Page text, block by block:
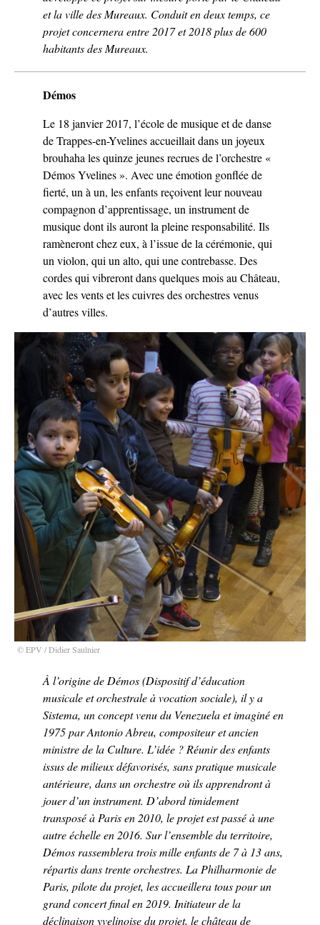
et la ville des Mureaux. Conduit en deux temps, ce
projet concernera entre 2017 et 2018 plus de 600
habitants des Mureaux.
Démos
Le 18 janvier 2017, l’école de musique et de danse
de Trappes-en-Yvelines accueillait dans un joyeux
brouhaha les quinze jeunes recrues de l’orchestre «
Démos Yvelines ». Avec une émotion gonflée de
fierté, un à un, les enfants reçoivent leur nouveau
compagnon d’apprentissage, un instrument de
musique dont ils auront la pleine responsabilité. Ils
ramèneront chez eux, à l’issue de la cérémonie, qui
un violon, qui un alto, qui une contrebasse. Des
cordes qui vibreront dans quelques mois au Château,
avec les vents et les cuivres des orchestres venus
d’autres villes.
© EPV / Didier Saulnier
À l’origine de Démos (Dispositif d’éducation
musicale et orchestrale à vocation sociale), il y a
Sistema, un concept venu du Venezuela et imaginé en
1975 par Antonio Abreu, compositeur et ancien
ministre de la Culture. L’idée ? Réunir des enfants
issus de milieux défavorisés, sans pratique musicale
antérieure, dans un orchestre où ils apprendront à
jouer d’un instrument. D’abord timidement
transposé à Paris en 2010, le projet est passé à une
autre échelle en 2016. Sur l’ensemble du territoire,
Démos rassemblera trois mille enfants de 7 à 13 ans,
répartis dans trente orchestres. La Philharmonie de
Paris, pilote du projet, les accueillera tous pour un
grand concert final en 2019. Initiateur de la
déclinaison yvelinoise du projet, le château de